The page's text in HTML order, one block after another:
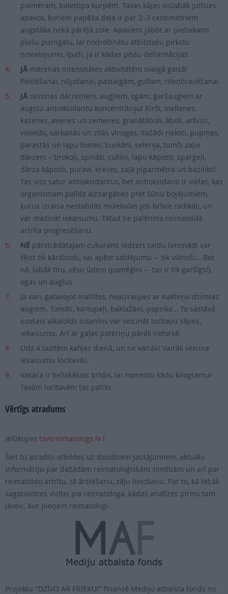
piemēram, balettipa kurpēm. Tavas kājas vislabāk jutīsies
apavos, kuriem papēža daļa ir par 2–3 centimetriem
augstāka nekā pārējā zole. Apaviem jābūt ar pietiekami
plašu purngalu, lai nodrošinātu atbilstošu pirkstu
novietojumu, īpaši, ja ir kādas pēdu deformācijas.
JĀ mērenas intensitātes aktivitātēm svaigā gaisā!
Peldēšanai, nūjošanai, pastaigām, golfam, riteņbraukšanai.
JĀ sezonas dārzeņiem, augļiem, ogām, garš­augiem ar
augstu antioksidantu koncentrāciju! Ķirši, mellenes,
kazenes, avenes un zemenes, granātāboli, āboli, arbūzi,
violetās, sarkanās un zilās vīnogas, dažādi rieksti, pupiņas,
parastās un lapu bietes, burkāni, selerija, tumši zaļie
dārzeņi – brokoļi, spināti, cukīni, lapu kāposti, sparģeļi,
dārza kāposti, puravi, kreses, zaļā piparmētra un baziliks!
Tas viss satur antioksidantus, bet antioksidanti ir vielas, kas
organismam palīdz aizsargāties pret šūnu bojājumiem,
kurus izraisa nestabilās molekulas jeb brīvie radikāļi, un
var mazināt iekaisumu. Tātad tie palēnina reimatoīdā
artrīta progresēšanu.
NĒ pārstrādātajam cukuram! Iedzert saldu limonādi var
šķist tik kārdinoši, vai apēst saldējumu – tik vilinoši… Bet
nē, labāk tīru, vēsu ūdeni (pamēģini – tas ir tik garšīgs!),
ogas un augļus.
Ja vari, gatavojot maltītes, neaizraujies ar nakteņu dzimtas
augiem. Tomāti, kartupeļi, baklažāni, paprika… To sastāvā
esošais alkaloīds solanīns var veicināt locītavu sāpes,
iekaisumu. Arī ar gaļas patēriņu pārāk neforsē.
Līdz 4 tasītēm kafijas dienā, un ne vairāk! Vairāk veicina
iekaisumu locītavās.
Vasara ir lieliskākais brīdis, lai nomestu kādu kilogramu!
Tavām locītavām tas patiks.
Vērtīgs atradums
Ielūkojies tavsreimatologs.lv !
Šeit tu atradīsi atbildes uz daudziem jautājumiem, aktuālo
informāciju par dažādām reimatoloģiskām slimībām un arī par
reimatoīdo artrītu, tā ārstēšanu, zāļu lietošanu. Par to, kā labāk
sagatavoties vizītei pie reimatologa, kādas analīzes pirms tam
jāveic, kur pieņem reimatologi.
Projektu "DZĪVO AR PRIEKU!" finansē Mediju atbalsta fonds no